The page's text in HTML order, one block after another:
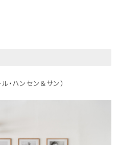
ハンセン＆サン）